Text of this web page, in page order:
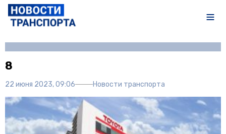
8
22 июня 2023, 09:06 Новости транспорта